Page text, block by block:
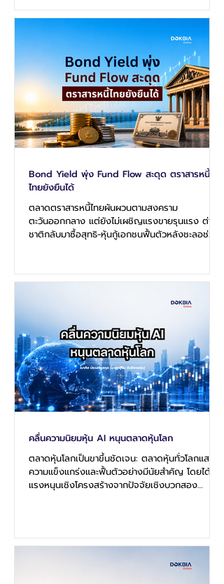
ประเทศยังคงมีการลงทุนในระดับสูง โดยมองว่า ภาพ
เศรษฐกิจในปัจจุบันกำลังสะท้อนความแตกต่าง
ระหว่างผู้ได้รับประโยชน์และผู้ได้รับผลกระทบอย่าง
ชัดเจน ทั้งนี้กลุ่มธุรกิจขนาดใหญ่ที่อยู่ใน
อุตสาหกรรมแห่งอนาคต เช่น AI ดาต้า
Bond Yield พุ่ง Fund Flow สะดุด ตราสารหนี้
ไทยยังยืนได้
ตลาดตราสารหนี้ไทยผันผวนตามสงคราม
ตะวันออกกลาง แต่ยังไม่เผชิญแรงขายรุนแรง ต่าง
ชาติกลับมาซื้อสุทธิ-หุ้นกู้เอกชนฟื้นตัวหลังชะลอช่วง
โดยเฉพาะความตึงเครียดทางภูมิรัฐศาสตร์ใน
พันธบัตรทั่วโลก อย่างไรก็ตาม ภาพรวมของตลาด
ทุนต่างชาติที่ยังไหลเข้าสุทธิ การกลับมาของการออก
หุ้นกู้ภาคเอกชน และความต้องการลงทุนในตราสาร
หนี้คุณภา
คลื่นความนิยมหุ้น AI หนุนตลาดหุ้นโลก
ตลาดหุ้นโลกเป็นขาขึ้นชัดเจน: ตลาดหุ้นทั่วโลกแสดง
ความแข็งแกร่งและฟื้นตัวอย่างมีนัยสำคัญ โดยได้รับ
แรงหนุนเชิงโครงสร้างจากปัจจัยเชิงบวกสอง
ประดิษฐ์ (AI Infrastructure) และประการที่สองคือ
ระหว่างสหรัฐอเมริกาและอิหร่าน ส่งผลให้ดัชนีสำคัญ